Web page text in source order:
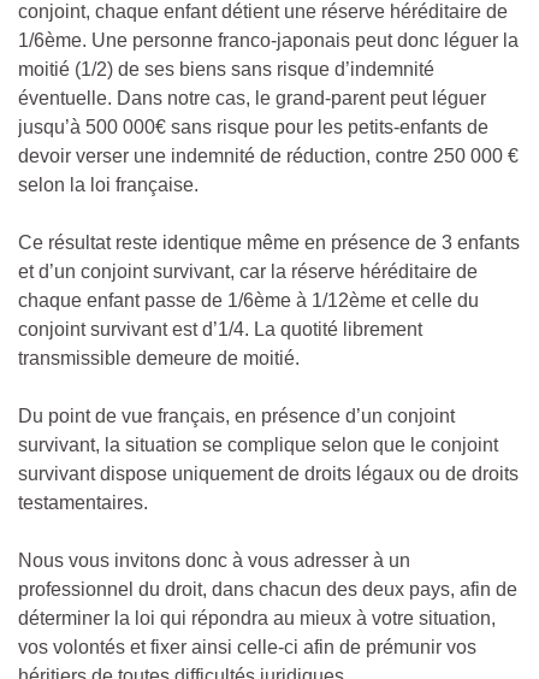
conjoint, chaque enfant détient une réserve héréditaire de
1/6ème. Une personne franco-japonais peut donc léguer la
moitié (1/2) de ses biens sans risque d’indemnité
éventuelle. Dans notre cas, le grand-parent peut léguer
jusqu’à 500 000€ sans risque pour les petits-enfants de
devoir verser une indemnité de réduction, contre 250 000 €
selon la loi française.
Ce résultat reste identique même en présence de 3 enfants
et d’un conjoint survivant, car la réserve héréditaire de
chaque enfant passe de 1/6ème à 1/12ème et celle du
conjoint survivant est d’1/4. La quotité librement
transmissible demeure de moitié.
Du point de vue français, en présence d’un conjoint
survivant, la situation se complique selon que le conjoint
survivant dispose uniquement de droits légaux ou de droits
testamentaires.
Nous vous invitons donc à vous adresser à un
professionnel du droit, dans chacun des deux pays, afin de
déterminer la loi qui répondra au mieux à votre situation,
vos volontés et fixer ainsi celle-ci afin de prémunir vos